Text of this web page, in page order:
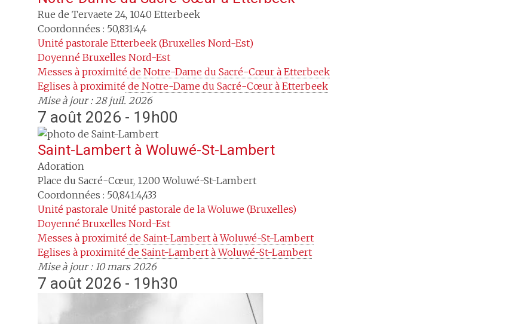
Rue de Tervaete 24, 1040 Etterbeek
Coordonnées : 50,831:4,4
Unité pastorale Etterbeek (Bruxelles Nord-Est)
Doyenné Bruxelles Nord-Est
Messes à proximité de Notre-Dame du Sacré-Cœur à Etterbeek
Eglises à proximité de Notre-Dame du Sacré-Cœur à Etterbeek
Mise à jour : 28 juil. 2026
7 août 2026 - 19h00
Saint-Lambert à Woluwé-St-Lambert
Adoration
Place du Sacré-Cœur, 1200 Woluwé-St-Lambert
Coordonnées : 50,841:4,433
Unité pastorale Unité pastorale de la Woluwe (Bruxelles)
Doyenné Bruxelles Nord-Est
Messes à proximité de Saint-Lambert à Woluwé-St-Lambert
Eglises à proximité de Saint-Lambert à Woluwé-St-Lambert
Mise à jour : 10 mars 2026
7 août 2026 - 19h30